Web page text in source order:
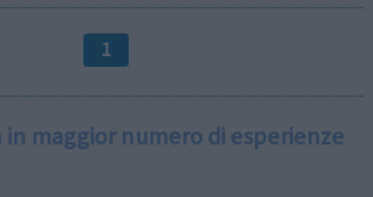
1
in maggior numero di esperienze